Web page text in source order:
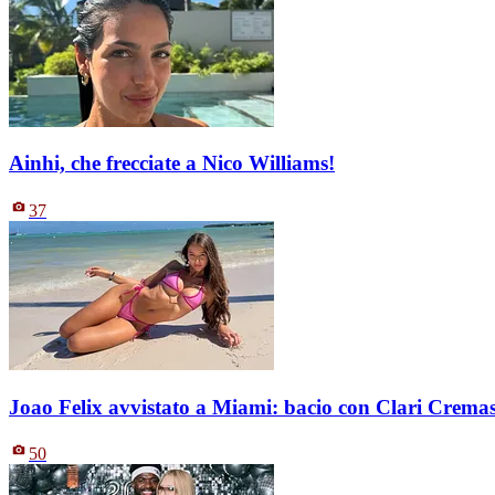
Ainhi, che frecciate a Nico Williams!
37
Joao Felix avvistato a Miami: bacio con Clari
50